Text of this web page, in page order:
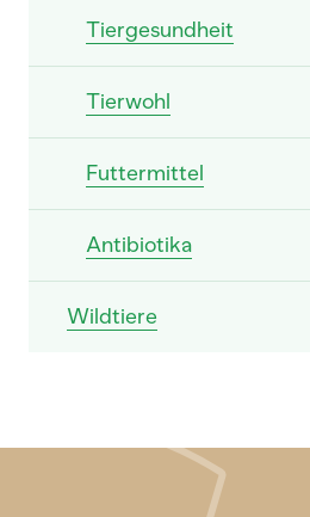
Tiergesundheit
Tierwohl
Futtermittel
Antibiotika
Wildtiere